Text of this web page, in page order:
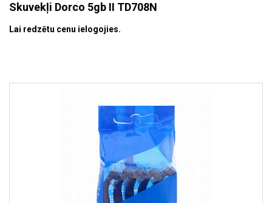
Skuvekļi Dorco 5gb II TD708N
Lai redzētu cenu ielogojies.